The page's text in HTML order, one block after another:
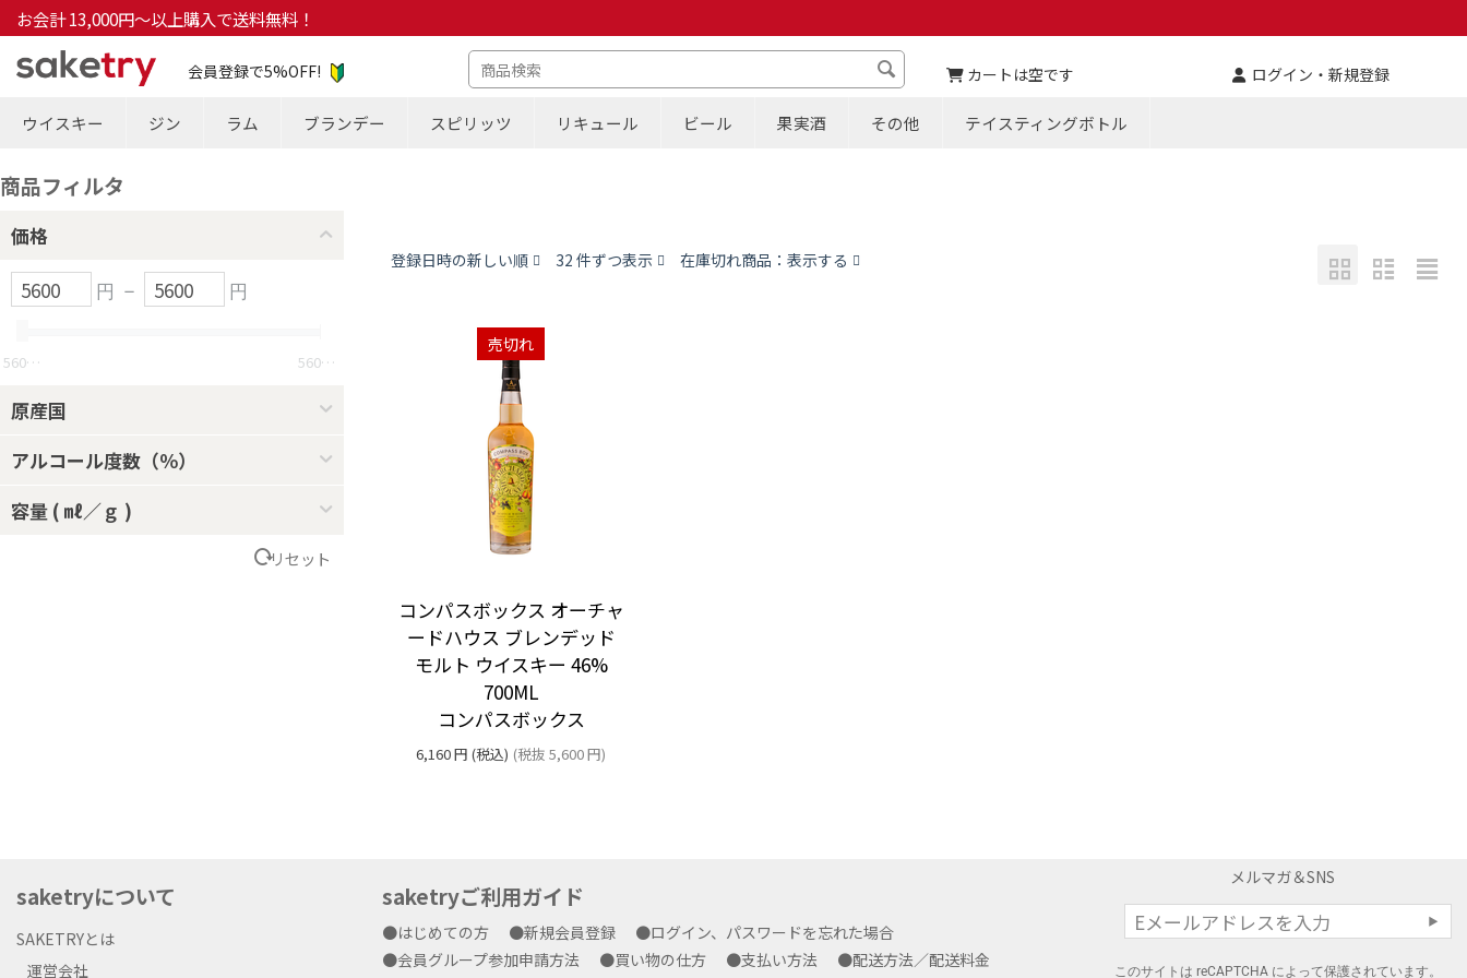
お会計 13,000円～以上購入で送料無料！
会員登録で5%OFF! カートは空です ログイン・新規登録
ウイスキー ジン ラム ブランデー スピリッツ リキュール ビール 果実酒 その他 テイスティングボトル
商品フィルタ
価格
円 – 円
5600 円 5600 円
原産国
アルコール度数（％）
容量 ( ㎖／ｇ )
リセット
登録日時の新しい順 32 件ずつ表示 在庫切れ商品：表示する
売切れ
コンパスボックス オーチャ
ードハウス ブレンデッド
モルト ウイスキー 46%
700ML
コンパスボックス
6,160円 (税込) (税抜5,600円)
saketryについて
SAKETRYとは
運営会社
saketryご利用ガイド
●はじめての方 ●新規会員登録
●ログイン、パスワードを忘れた場合
●会員グループ参加申請方法
●買い物の仕方 ●支払い方法
●配送方法／配送料金
メルマガ＆SNS
このサイトは reCAPTCHA によって保護されています。